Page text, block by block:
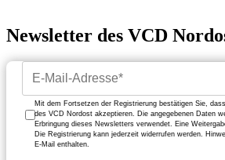
Newsletter des VCD
Mit dem Fortsetzen der Registrierung bestätigen Sie,
des VCD Nordost akzeptieren. Die angegebenen Daten
Erbringung dieses Newsletters verwendet. Eine
Die Registrierung kann jederzeit widerrufen werden.
E-Mail enthalten.